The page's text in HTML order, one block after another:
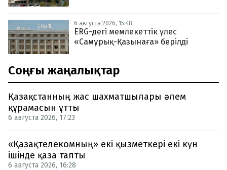
6 августа 2026, 15:48
ERG-дегі мемлекеттік үлес
«Самұрық-Қазынаға» берілді
Соңғы жаңалықтар
Қазақстанның жас шахматшылары әлем
құрамасын ұтты
6 августа 2026, 17:23
«Қазақтелекомның» екі қызметкері екі күн
ішінде қаза тапты
6 августа 2026, 16:28